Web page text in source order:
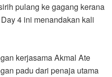
pulang ke gagang kerana
4 ini menandakan kali
kerjasama Akmal Ate
padu dari penaja utama